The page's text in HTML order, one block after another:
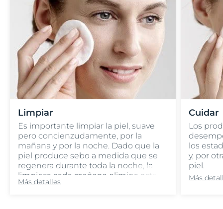
Limpiar
Es importante limpiar la piel, suave
pero concienzudamente, por la
mañana y por la noche. Dado que la
piel produce sebo a medida que se
regenera durante toda la noche, la
limpieza cada mañana elimina este
sebo y asegura que su piel esté lista
Más detalles
Cuidar
Los
los
y, por
piel.
Más